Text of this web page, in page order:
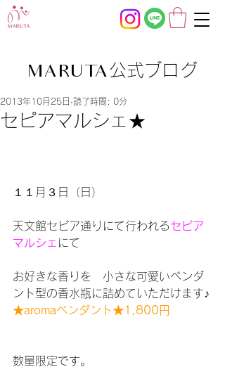
MARUTA公式ブログ
セピアマルシェ★
2013年10月25日 読了時間: 0分
１１月３日（日）
天文館セピア通りにて行われるセピア
マルシェ にて
お好きな香りを　小さな可愛いペンダ
ント型の香水瓶に詰めていただけます♪
★aromaペンダント★1,800円
数量限定です。